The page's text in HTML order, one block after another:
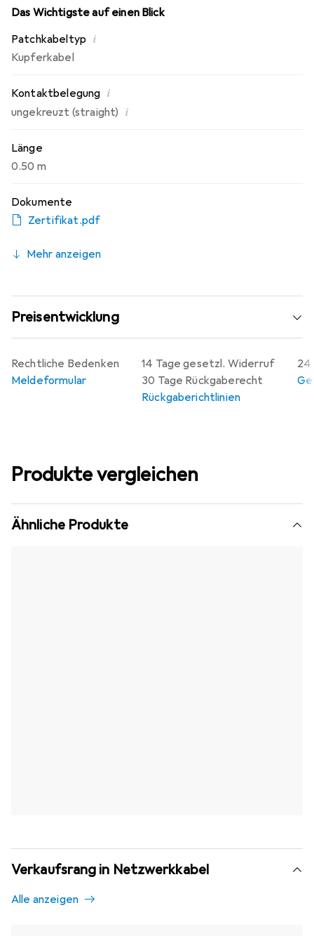
Das Wichtigste auf einen Blick
Patchkabeltyp i
Kupferkabel
Kontaktbelegung i
ungekreuzt (straight) i
Länge
0.50 m
Dokumente
Zertifikat.pdf
Mehr anzeigen
Preisentwicklung
14 Tage gesetzl. Widerruf
30 Tage Rückgaberecht
Rückgaberichtlinien
24
Rechtliche Bedenken
Meldeformular
Produkte vergleichen
Ähnliche Produkte
Verkaufsrang in Netzwerkkabel
Alle anzeigen